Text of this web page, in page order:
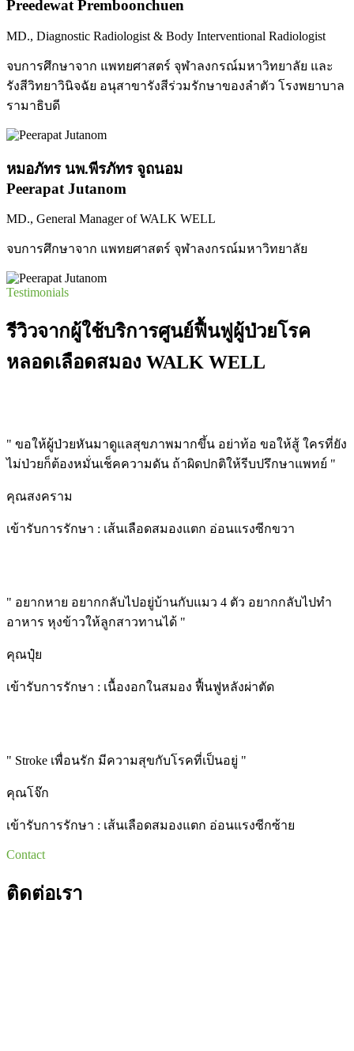
Preedewat Premboonchuen
MD., Diagnostic Radiologist & Body Interventional Radiologist
จบการศึกษาจาก แพทยศาสตร์ จุฬาลงกรณ์มหาวิทยาลัย และ
รังสีวิทยาวินิจฉัย อนุสาขารังสีร่วมรักษาของลำตัว โรงพยาบาล
รามาธิบดี
หมอภัทร นพ.พีรภัทร จูถนอม
Peerapat Jutanom
MD., General Manager of WALK WELL
จบการศึกษาจาก แพทยศาสตร์ จุฬาลงกรณ์มหาวิทยาลัย
Testimonials
รีวิวจากผู้ใช้บริการศูนย์ฟื้นฟูผู้ป่วยโรค
หลอดเลือดสมอง WALK WELL
" ขอให้ผู้ป่วยหันมาดูแลสุขภาพมากขึ้น อย่าท้อ ขอให้สู้ ใครที่ยัง
ไม่ป่วยก็ต้องหมั่นเช็คความดัน ถ้าผิดปกติให้รีบปรึกษาแพทย์ "
คุณสงคราม
เข้ารับการรักษา : เส้นเลือดสมองแตก อ่อนแรงซีกขวา
" อยากหาย อยากกลับไปอยู่บ้านกับแมว 4 ตัว อยากกลับไปทำ
อาหาร หุงข้าวให้ลูกสาวทานได้ "
คุณปุ๋ย
เข้ารับการรักษา : เนื้องอกในสมอง ฟื้นฟูหลังผ่าตัด
" Stroke เพื่อนรัก มีความสุขกับโรคที่เป็นอยู่ "
คุณโจ๊ก
เข้ารับการรักษา : เส้นเลือดสมองแตก อ่อนแรงซีกซ้าย
Contact
ติดต่อเรา